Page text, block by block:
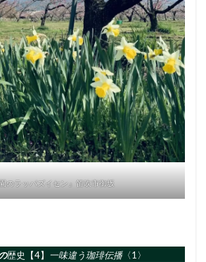
園のラッパズイセン』笛吹市御坂
歴史【4】 一味違う珈琲伝播〈1〉